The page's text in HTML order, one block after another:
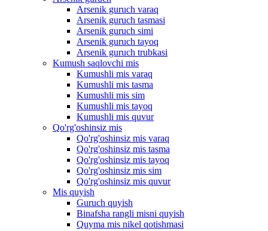
Arsenik guruch varaq
Arsenik guruch tasmasi
Arsenik guruch simi
Arsenik guruch tayoq
Arsenik guruch trubkasi
Kumush saqlovchi mis
Kumushli mis varaq
Kumushli mis tasma
Kumushli mis sim
Kumushli mis tayoq
Kumushli mis quvur
Qo'rg'oshinsiz mis
Qo'rg'oshinsiz mis varaq
Qo'rg'oshinsiz mis tasma
Qo'rg'oshinsiz mis tayoq
Qo'rg'oshinsiz mis sim
Qo'rg'oshinsiz mis quvur
Mis quyish
Guruch quyish
Binafsha rangli misni quyish
Quyma mis nikel qotishmasi